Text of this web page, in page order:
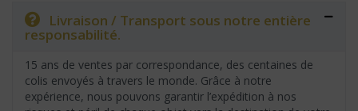
Livraison / Transport sous notre entière
responsabilité.
15 ans de ventes par correspondance, des centaines de
colis envoyés à travers le monde. Grâce à notre
expérience, nous pouvons garantir l’expédition à nos